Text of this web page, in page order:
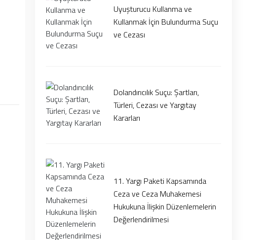
Uyuşturucu Kullanma ve
Kullanmak İçin Bulundurma Suçu
ve Cezası
Dolandırıcılık Suçu: Şartları,
Türleri, Cezası ve Yargıtay
Kararları
11. Yargı Paketi Kapsamında
Ceza ve Ceza Muhakemesi
Hukukuna İlişkin Düzenlemelerin
Değerlendirilmesi